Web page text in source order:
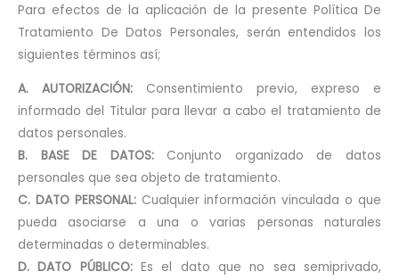
Para efectos de la aplicación de la presente Política De
Tratamiento De Datos Personales, serán entendidos los
siguientes términos así;
A. AUTORIZACIÓN: Consentimiento previo, expreso e
informado del Titular para llevar a cabo el tratamiento de
datos personales.
B. BASE DE DATOS:Conjunto organizado de datos
personales que sea objeto de tratamiento.
C. DATO PERSONAL:Cualquier información vinculada o que
pueda asociarse a una o varias personas naturales
determinadas o determinables.
D. DATO PÚBLICO:Es el dato que no sea semiprivado,